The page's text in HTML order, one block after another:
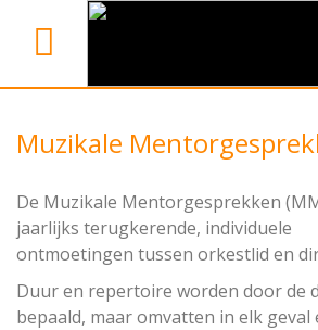
Muzikale
De Muzikale Mentorgesprekken
jaarlijks terugkerende, individuele
ontmoetingen tussen orkestlid en
Duur en repertoire worden door de
bepaald, maar omvatten in elk geval